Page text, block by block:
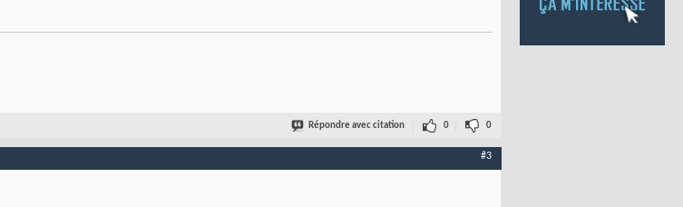
Répondre avec citation 0 0
#3